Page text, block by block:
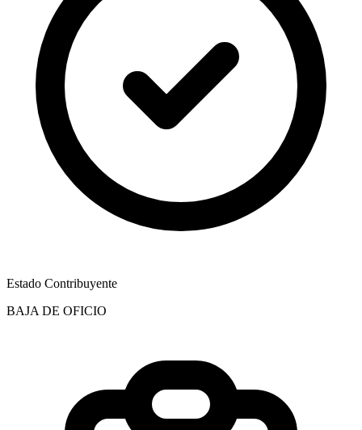
Estado Contribuyente
BAJA DE OFICIO